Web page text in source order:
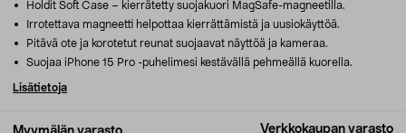
Verkkokaupan varasto
Holdit Soft Case – kierrätetty suojakuori MagSafe-magneetilla.
Irrotettava magneetti helpottaa kierrättämistä ja uusiokäyttöä.
Pitävä ote ja korotetut reunat suojaavat näyttöä ja kameraa.
Suojaa iPhone 15 Pro -puhelimesi kestävällä pehmeällä kuorella.
Lisätietoja